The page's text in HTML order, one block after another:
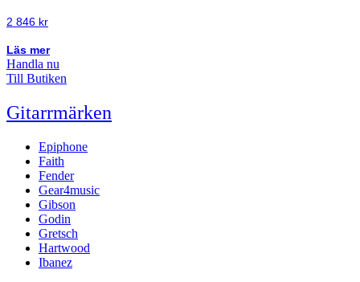
2 846 kr
Läs mer
Handla nu
Till Butiken
Gitarrmärken
Epiphone
Faith
Fender
Gear4music
Gibson
Godin
Gretsch
Hartwood
Ibanez